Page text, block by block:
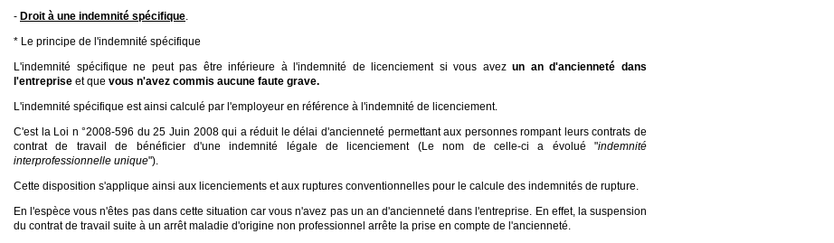
- Droit à une indemnité spécifique
* Le principe de l'indemnité spécifique
L'indemnité spécifique ne peut pas être inférieure à l'indemnité de licenciement si vous avezun an d'ancienneté dans
l'entreprise et que vous n'avez commis aucune faute grave.
L'indemnité spécifique est ainsi calculé par l'employeur en référence à l'indemnité de licenciement.
C'est la Loi n °2008-596 du 25 Juin 2008 qui a réduit le délai d'ancienneté permettant aux personnes rompant leurs contrats de
contrat de travail de bénéficier d'une indemnité légale de licenciement (Le nom de celle-ci a évolué "indemnité
interprofessionnelle unique").
Cette disposition s'applique ainsi aux licenciements et aux ruptures conventionnelles pour le calcule des indemnités de rupture.
En l'espèce vous n'êtes pas dans cette situation car vous n'avez pas un an d'ancienneté dans l'entreprise. En effet, la suspension
du contrat de travail suite à un arrêt maladie d'origine non professionnel arrête la prise en compte de l'ancienneté.